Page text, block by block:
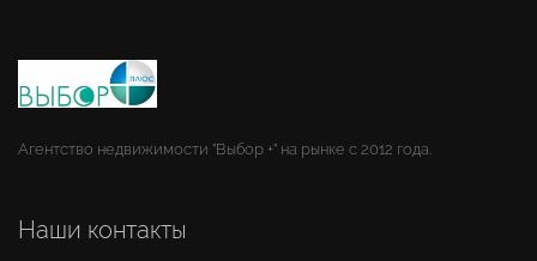
Агентство недвижимости "Выбор +" на рынке с 2012 года.
Наши контакты